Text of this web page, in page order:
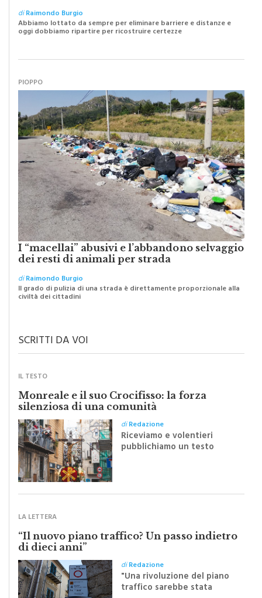
diRaimondo Burgio
Abbiamo lottato da sempre per eliminare barriere e distanze e
oggi dobbiamo ripartire per ricostruire certezze
PIOPPO
I “macellai” abusivi e l’abbandono selvaggio
dei resti di animali per strada
diRaimondo Burgio
Il grado di pulizia di una strada è direttamente proporzionale alla
civiltà dei cittadini
SCRITTI DA VOI
IL TESTO
Monreale e il suo Crocifisso: la forza
silenziosa di una comunità
diRedazione
Riceviamo e volentieri
pubblichiamo un testo
Festa del Santissimo
LA LETTERA
“Il nuovo piano traffico? Un passo indietro
di dieci anni”
diRedazione
"Una rivoluzione del piano
traffico sarebbe stata